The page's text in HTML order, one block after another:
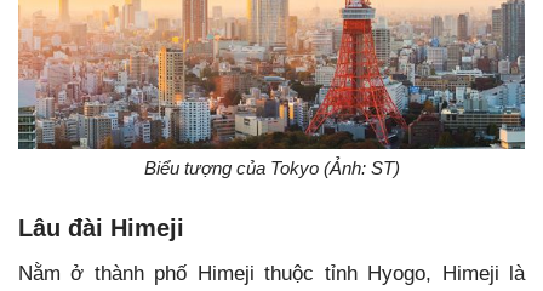
Biểu tượng của Tokyo (Ảnh: ST)
Lâu đài Himeji
Nằm ở thành phố Himeji thuộc tỉnh Hyogo, Himeji là